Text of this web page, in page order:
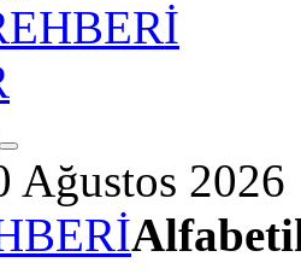
Ağustos 2026